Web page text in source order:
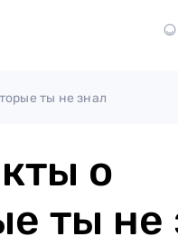
ты не знал
о
ты не